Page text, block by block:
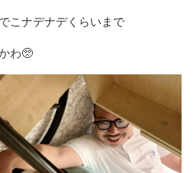
こナデナデくらいまで
わ🥺